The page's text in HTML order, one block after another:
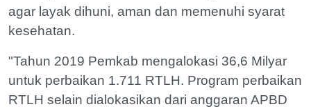
agar layak dihuni, aman dan memenuhi syarat
kesehatan.
"Tahun 2019 Pemkab mengalokasi 36,6 Milyar
untuk perbaikan 1.711 RTLH. Program perbaikan
RTLH selain dialokasikan dari anggaran APBD